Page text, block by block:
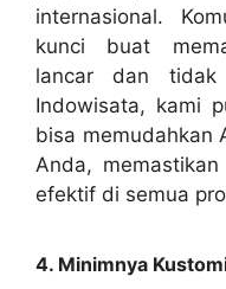
internasional.
kunci buat
lancar dan tidak
Indowisata, kami
bisa memudahkan
Anda,
efektif di semua
4. Minimnya